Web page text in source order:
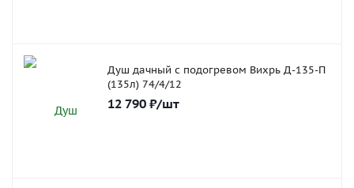
Душ дачный с подогревом Вихрь Д-135-П
(135л) 74/4/12
12 790 ₽/шт